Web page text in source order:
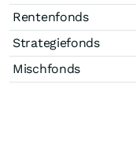
Rentenfonds
Strategiefonds
Mischfonds